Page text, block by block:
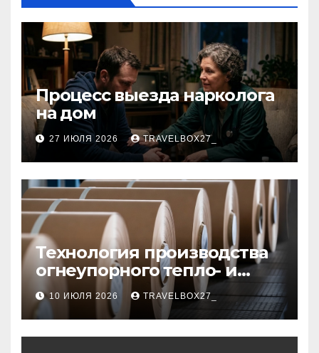
Процесс выезда нарколога
на дом
27 ИЮЛЯ 2026 TRAVELBOX27_
Технология производства
огнеупорного тепло- и
звукоизоляционного
картона из
муллитокремнеземистого
волокна
10 ИЮЛЯ 2026 TRAVELBOX27_